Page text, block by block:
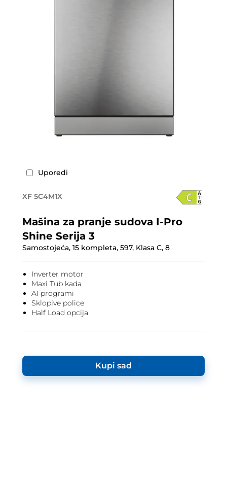
Uporedi
XF 5C4M1X
Mašina za pranje sudova I-Pro
Shine Serija 3
Samostojeća, 15 kompleta, 597, Klasa C, 8
Inverter motor
Maxi Tub kada
AI programi
Sklopive police
Half Load opcija
Kupi sad